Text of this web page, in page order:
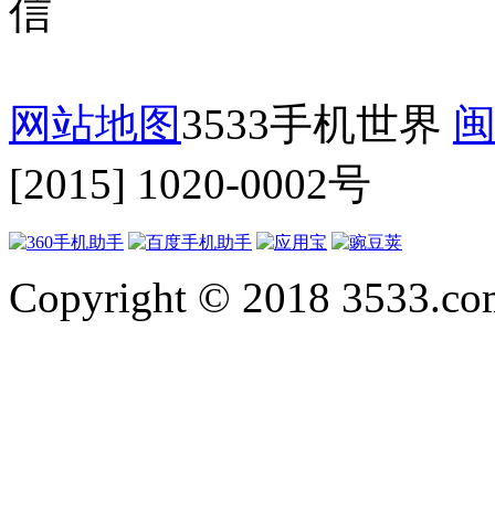
网站地图3533手机世界
[2015] 1020-0002号
Copyright © 2018